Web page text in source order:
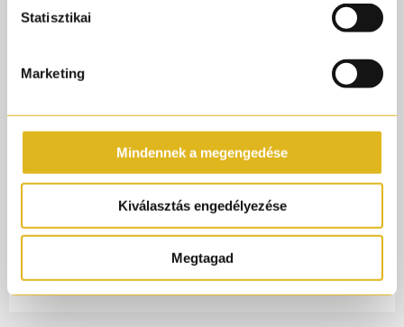
Statisztikai
Marketing
Mindennek a megengedése
Kiválasztás engedélyezése
Megtagad
@Noemie
Az Apollonia egy igazán felejthetetlen élmény, amelyet a
misztériumát idézve a ragyogó csillagok tengerével
megvilágított sötét égbolt szépségét árasztja. Finoman
virágos karakterű Apollónia a fehér virágok fejjegyeire
fehér pézsma alappal zárul. Ritka és értékes Xerjoff
parfüm, amely életre kel a bőrön.